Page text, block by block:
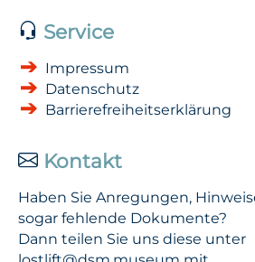
Service
Impressum
Datenschutz
Barrierefreiheitserklärung
Kontakt
Haben Sie Anregungen,
sogar fehlende Dokumente?
Dann teilen Sie uns diese unter